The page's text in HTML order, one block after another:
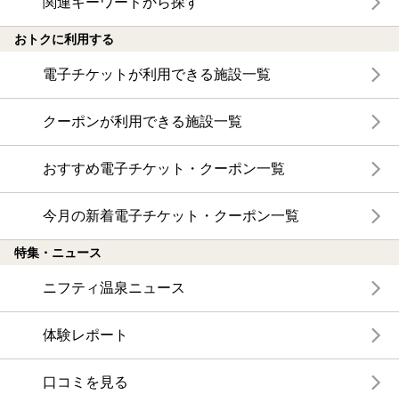
おトクに利用する
電子チケットが利用できる施設一覧
クーポンが利用できる施設一覧
おすすめ電子チケット・クーポン一覧
今月の新着電子チケット・クーポン一覧
特集・ニュース
ニフティ温泉ニュース
体験レポート
口コミを見る